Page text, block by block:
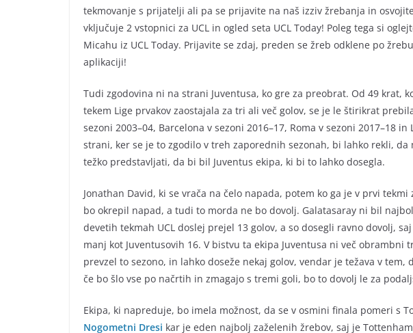
tekmovanje s prijatelji ali pa se prijavite na naš izziv žrebanja in
vključuje 2 vstopnici za UCL in ogled seta UCL Today! Poleg tega si
Micahu iz UCL Today. Prijavite se zdaj, preden se žreb odklene po
aplikaciji!
Tudi zgodovina ni na strani Juventusa, ko gre za preobrat. Od 49 krat,
tekem Lige prvakov zaostajala za tri ali več golov, se je le štirikrat
sezoni 2003–04, Barcelona v sezoni 2016–17, Roma v sezoni 2017–18
strani, ker se je to zgodilo v treh zaporednih sezonah, bi lahko rekli, da
težko predstavljati, da bi bil Juventus ekipa, ki bi to lahko dosegla.
Jonathan David, ki se vrača na čelo napada, potem ko ga je v prvi
bo okrepil napad, a tudi to morda ne bo dovolj. Galatasaray ni bil
devetih tekmah UCL doslej prejel 13 golov, a so dosegli ravno dovolj,
manj kot Juventusovih 16. V bistvu ta ekipa Juventusa ni več
prevzel to sezono, in lahko doseže nekaj golov, vendar je težava v tem,
če bo šlo vse po načrtih in zmagajo s tremi goli, bo to dovolj le za
Ekipa, ki napreduje, bo imela možnost, da se v osmini finala pomeri s
Nogometni Dresi kar je eden najbolj zaželenih žrebov, saj je